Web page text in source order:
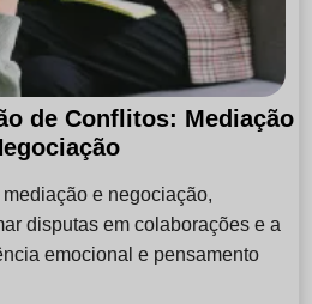
de Conflitos: Mediação
e negociação,
disputas em colaborações e a
emocional e pensamento